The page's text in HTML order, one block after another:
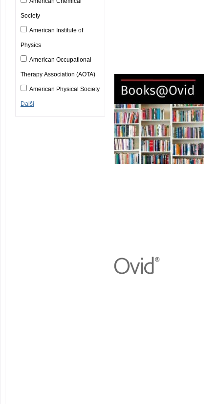
Society
American Institute of
Physics
American Occupational
Therapy Association (AOTA)
American Physical Society
Další